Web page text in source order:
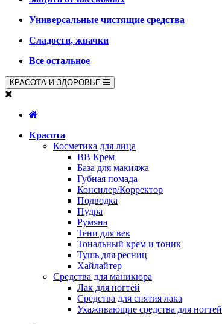
Универсальные чистящие средства
Сладости, жвачки
Все остальное
КРАСОТА И ЗДОРОВЬЕ
Красота
Косметика для лица
BB Крем
База для макияжа
Губная помада
Консилер/Корректор
Подводка
Пудра
Румяна
Тени для век
Тональный крем и тоник
Тушь для ресниц
Хайлайтер
Средства для маникюра
Лак для ногтей
Средства для снятия лака
Ухаживающие средства для ногтей